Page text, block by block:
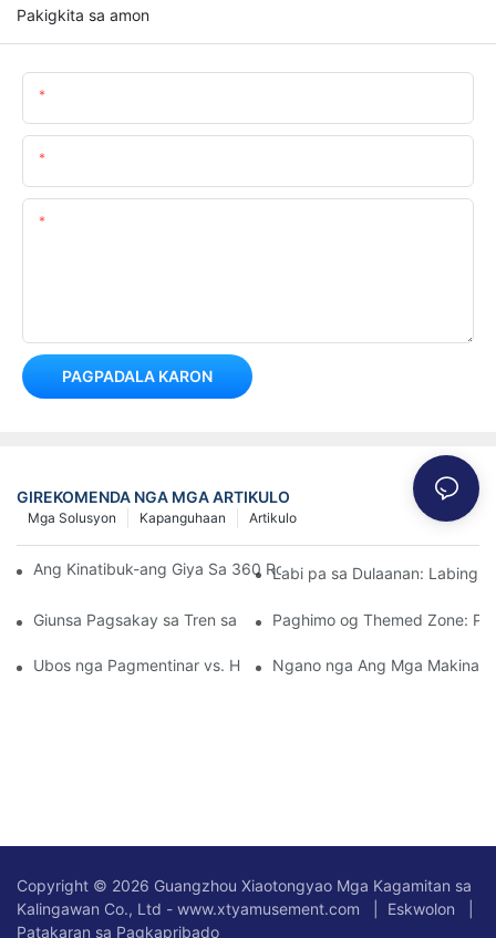
Pakigkita sa amon
PAGPADALA KARON
GIREKOMENDA NGA MGA ARTIKULO
Artikulo
Kapanguhaan
Mga Solusyon
Ang Kinatibuk-ang Giya Sa 360 Rolling Bumper Cars Para sa
Labi pa sa Dulaanan: Labing
Giunsa Pagsakay sa Tren sa Bata Nagpauswag sa Pag-uswag
Paghimo og Themed Zone:
Ubos nga Pagmentinar vs. High-Thrill: Pagpili sa mga Electric
Ngano nga Ang Mga Makina
Copyright © 2026 Guangzhou Xiaotongyao Mga Kagamitan sa
Kalingawan Co., Ltd - www.xtyamusement.com |
Eskwolon
Patakaran sa Pagkapribado